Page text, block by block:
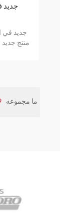
منتج
ما مجموعه